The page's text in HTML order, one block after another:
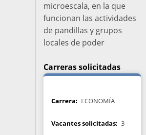
microescala, en la que
funcionan las actividades
de pandillas y grupos
locales de poder
Carreras solicitadas
Carrera ECONOMÍA
Vacantes solicitadas 3